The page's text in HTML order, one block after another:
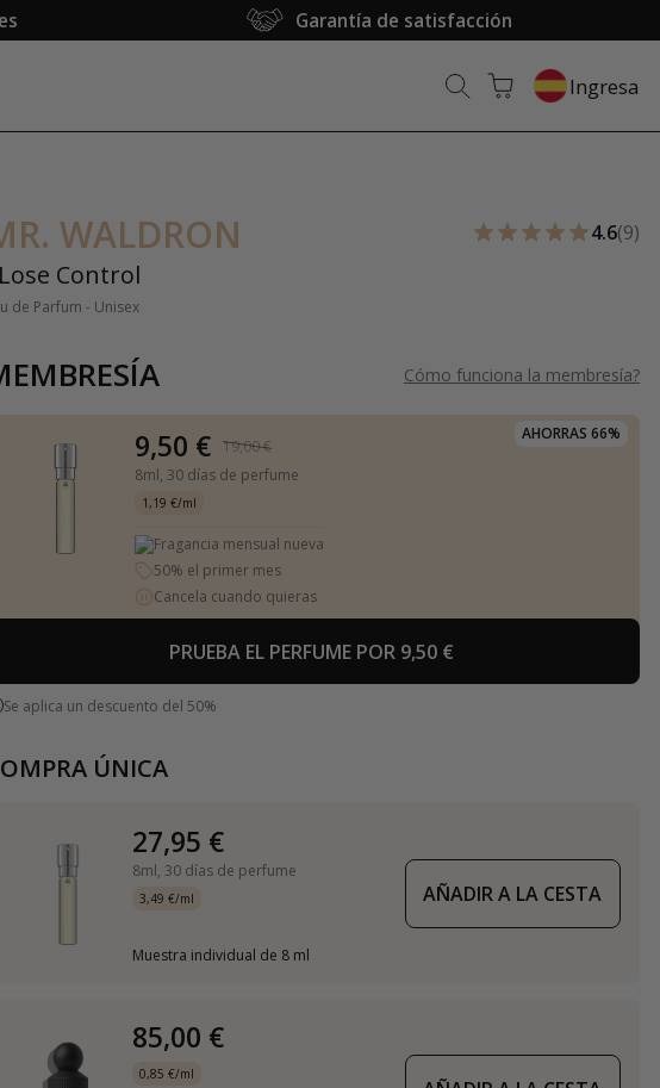
Garantía de satisfacción
Ingresa
WALDRON
Control
de Parfum - Unisex
4.6(9)
Cómo funciona la membresía?
AHORRAS 66%
9,50 €
19,00 €
8ml, 30 días de perfume
1,19 €/ml
Fragancia mensual nueva
50% el primer mes
Cancela cuando quieras
PRUEBA EL PERFUME POR 9,50 €
Se aplica un descuento del 50%
ÚNICA
27,95 €
8ml, 30 días de perfume
3,49 €/ml
Muestra individual de 8 ml
AÑADIR A LA CESTA
85,00 €
0,85 €/ml